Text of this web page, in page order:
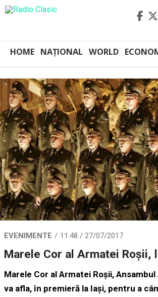
HOME NAȚIONAL WORLD
EVENIMENTE 11:48 / 27/07/2017
Marele Cor al Armatei Roșii,
Marele Cor al Armatei Roșii, Ansambul
va afla, în premieră la Iași, pentru a